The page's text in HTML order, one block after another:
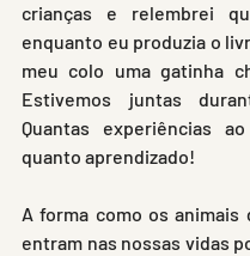
crianças e relembrei
enquanto eu produzia o
meu colo uma gatinha
Estivemos juntas
Quantas experiências
quanto aprendizado!
A forma como os animais
entram nas nossas vidas